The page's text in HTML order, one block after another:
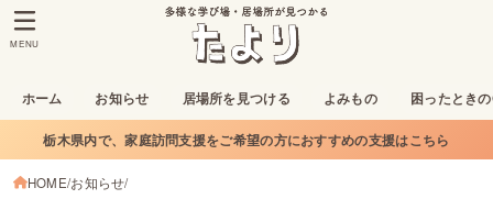
ホーム お知らせ 居場所を見つける よみもの 困ったとき
MENU
栃木県内で、家庭訪問支援をご希望の方におすすめの支援はこちら
HOME お知らせ